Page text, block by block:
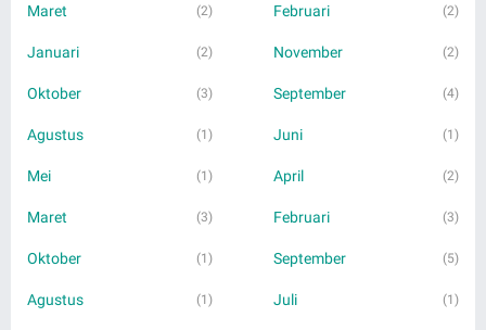
Maret (2) Februari (2)
Januari (2) November (2)
Oktober (3) September (4)
Agustus (1) Juni (1)
Mei (1) April (2)
Maret (3) Februari (3)
Oktober (1) September (5)
Agustus (1) Juli (1)